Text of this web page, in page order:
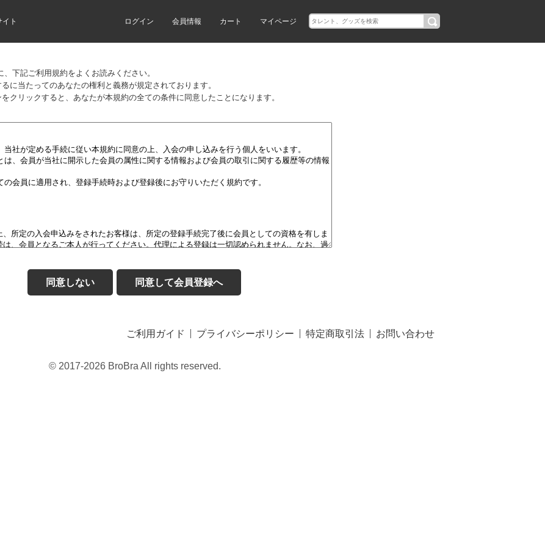
ト ログイン 会員情報 カート マイページ
、下記ご利用規約をよくお読みください。
に当たってのあなたの権利と義務が規定されております。
クリックすると、あなたが本規約の全ての条件に同意したことになります。
同意しない 同意して会員登録へ
ご利用ガイド プライバシーポリシー 特定商取引法 お問い合わせ
© 2017-2026 BroBra All rights reserved.